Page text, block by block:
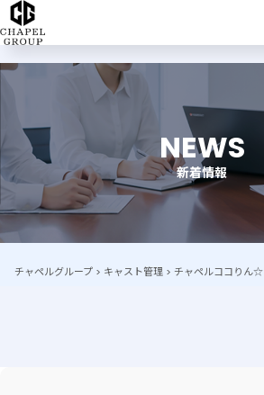
チ
ャ
ル
グ
ル
ー
NEWS
新着情報
チャペルグループ > キャスト管理 > チャペルココりん☆